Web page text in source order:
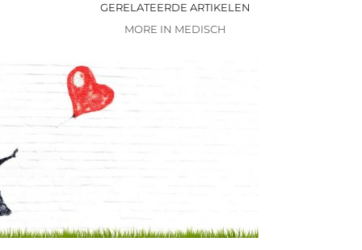
GERELATEERDE ARTIKELEN
MORE IN MEDISCH